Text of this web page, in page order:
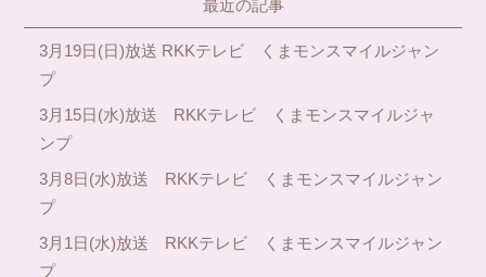
最近の記事
3月19日(日)放送 RKKテレビ くまモンスマイルジャン
プ
3月15日(水)放送 RKKテレビ くまモンスマイルジャ
ンプ
3月8日(水)放送 RKKテレビ くまモンスマイルジャン
プ
3月1日(水)放送 RKKテレビ くまモンスマイルジャン
プ